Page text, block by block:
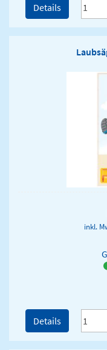
Details
inkl.
Details